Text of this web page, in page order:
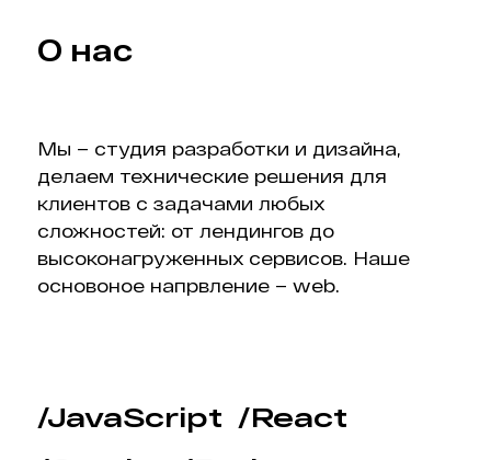
О нас
Мы – студия разработки и дизайна,
делаем технические решения для
клиентов с задачами любых
сложностей: от лендингов до
высоконагруженных сервисов. Наше
основоное напрвление – web.
/JavaScript /React